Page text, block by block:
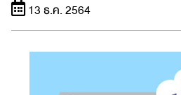
13 ธ.ค. 2564